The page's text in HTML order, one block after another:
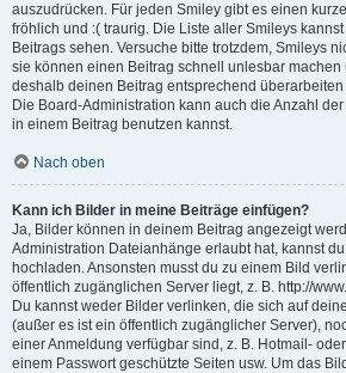
auszudrücken. Für jeden Smiley gibt es einen
fröhlich und :( traurig. Die Liste aller Smileys
Beitrags sehen. Versuche bitte trotzdem, Smileys
sie können einen Beitrag schnell unlesbar machen
deshalb deinen Beitrag entsprechend
Die Board-Administration kann auch die Anzahl
in einem Beitrag benutzen kannst.
Nach oben
Kann ich Bilder in meine Beiträge einfügen?
Ja, Bilder können in deinem Beitrag angezeigt
Administration Dateianhänge erlaubt hat, kannst
hochladen. Ansonsten musst du zu einem Bild
öffentlich zugänglichen Server liegt, z. B. http://
Du kannst weder Bilder verlinken, die sich auf
(außer es ist ein öffentlich zugänglicher Server),
einer Anmeldung verfügbar sind, z. B. Hotmail-
einem Passwort geschützte Seiten usw. Um das